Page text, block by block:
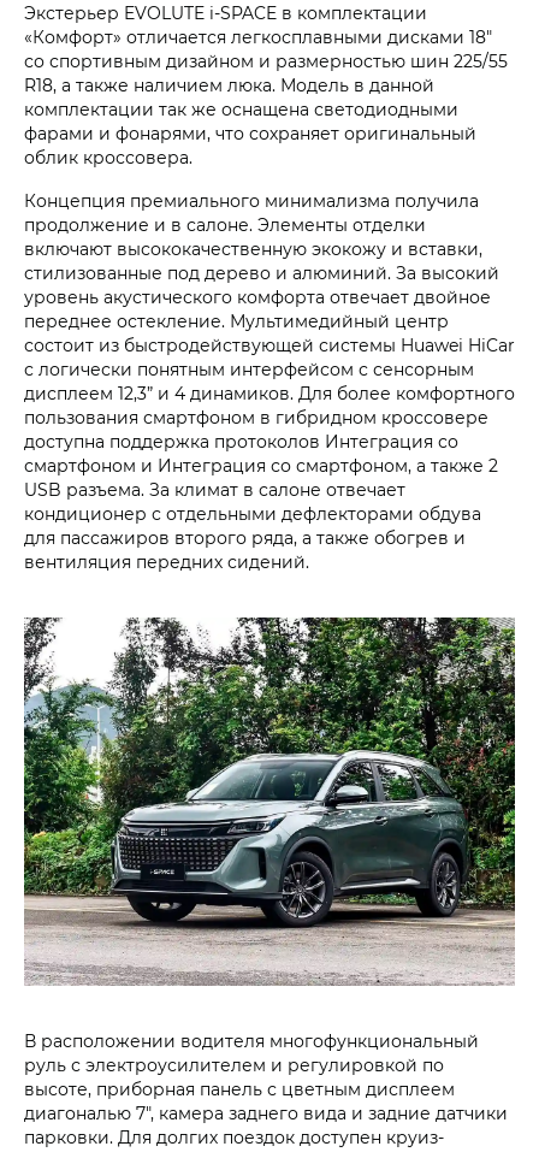
Экстерьер EVOLUTE i‑SPACE в комплектации
«Комфорт» отличается легкосплавными дисками 18"
со спортивным дизайном и размерностью шин 225/55
R18, а также наличием люка. Модель в данной
комплектации так же оснащена светодиодными
фарами и фонарями, что сохраняет оригинальный
облик кроссовера.
Концепция премиального минимализма получила
продолжение и в салоне. Элементы отделки
включают высококачественную экокожу и вставки,
стилизованные под дерево и алюминий. За высокий
уровень акустического комфорта отвечает двойное
переднее остекление. Мультимедийный центр
состоит из быстродействующей системы Huawei HiCar
с логически понятным интерфейсом с сенсорным
дисплеем 12,3” и 4 динамиков. Для более комфортного
пользования смартфоном в гибридном кроссовере
доступна поддержка протоколов Интеграция со
смартфоном и Интеграция со смартфоном, а также 2
USB разъема. За климат в салоне отвечает
кондиционер с отдельными дефлекторами обдува
для пассажиров второго ряда, а также обогрев и
вентиляция передних сидений.
В расположении водителя многофункциональный
руль с электроусилителем и регулировкой по
высоте, приборная панель с цветным дисплеем
диагональю 7", камера заднего вида и задние датчики
парковки. Для долгих поездок доступен круиз-